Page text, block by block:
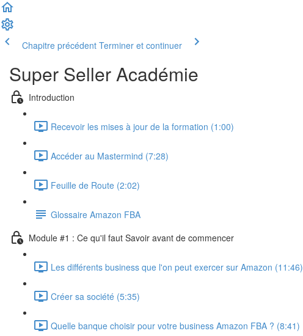
Chapitre précédent Terminer et continuer
Super Seller Académie
Introduction
Recevoir les mises à jour de la formation (1:00)
Accéder au Mastermind (7:28)
Feuille de Route (2:02)
Glossaire Amazon FBA
Module #1 : Ce qu'il faut Savoir avant de commencer
Les différents business que l'on peut exercer sur Amazon (11:46)
Créer sa société (5:35)
Quelle banque choisir pour votre business Amazon FBA ? (8:41)